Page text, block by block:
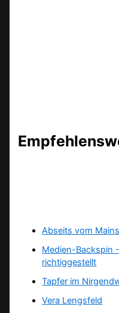
Abseits vom
Medien-Backspin
richtiggestellt
Tapfer im
Vera Lengsfeld